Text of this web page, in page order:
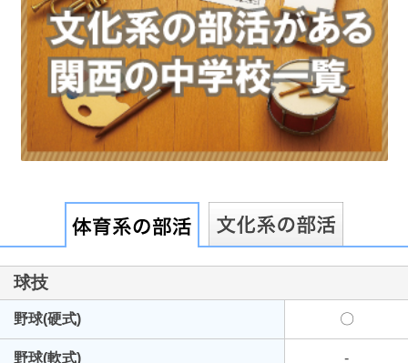
最近見た学校
東洋大学附属姫路高等学校
ブックマークした学校
ブックマークした学校はありません
球技
野球(硬式) 〇
野球(軟式) -